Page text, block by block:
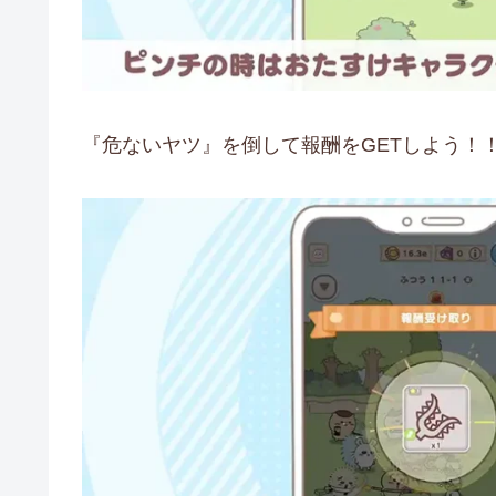
『危ないヤツ』を倒して報酬をGETしよう！